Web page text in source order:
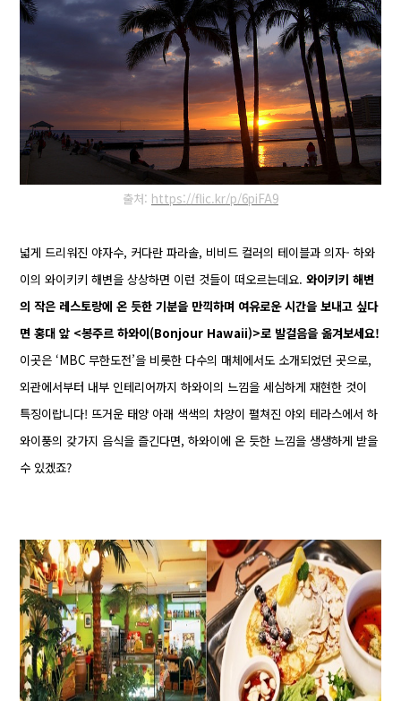
출처: https://flic.kr/p/6piFA9
넓게 드리워진 야자수, 커다란 파라솔, 비비드 컬러의 테이블과 의자- 하와
이의 와이키키 해변을 상상하면 이런 것들이 떠오르는데요.와이키키 해변
의 작은 레스토랑에 온 듯한 기분을 만끽하며 여유로운 시간을 보내고 싶다
면 홍대 앞 <봉주르 하와이(Bonjour Hawaii)>로 발걸음을 옮겨보세요!
이곳은 ‘MBC 무한도전’을 비롯한 다수의 매체에서도 소개되었던 곳으로,
외관에서부터 내부 인테리어까지 하와이의 느낌을 세심하게 재현한 것이
특징이랍니다! 뜨거운 태양 아래 색색의 차양이 펼쳐진 야외 테라스에서 하
와이풍의 갖가지 음식을 즐긴다면, 하와이에 온 듯한 느낌을 생생하게 받을
수 있겠죠?